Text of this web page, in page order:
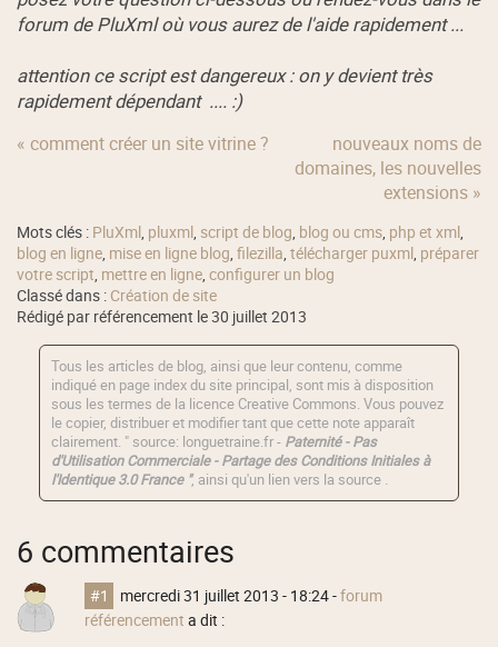
forum de PluXml où vous aurez de l'aide rapidement ...
attention ce script est dangereux : on y devient très
rapidement dépendant .... :)
« comment créer un site vitrine ?
nouveaux noms de
domaines, les nouvelles
extensions »
Mots clés : PluXml, pluxml, script de blog, blog ou cms, php et xml,
blog en ligne, mise en ligne blog,filezilla,télécharger puxml, préparer
votre script, mettre en ligne,configurer un blog
Classé dans : Création de site
Rédigé par référencement le 30 juillet 2013
Tous les articles de blog, ainsi que leur contenu, comme
indiqué en page index du site principal, sont mis à disposition
sous les termes de la licence Creative Commons. Vous pouvez
le copier, distribuer et modifier tant que cette note apparaît
clairement. " source: longuetraine.fr - Paternité - Pas
d'Utilisation Commerciale - Partage des Conditions Initiales à
l'Identique 3.0 France ", ainsi qu'un lien vers la source .
6 commentaires
#1 mercredi 31 juillet 2013 - 18:24-forum
référencement a dit :